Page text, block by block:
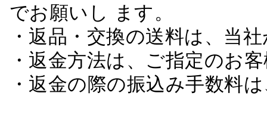
でお願いし ます。
・返品・交換の送料は、当
・返金方法は、ご指定のお
・返金の際の振込み手数料